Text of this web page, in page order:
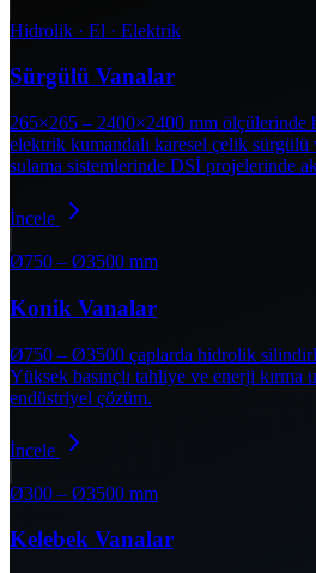
Hidrolik · El · Elektrik
Sürgülü Vanalar
265×265 – 2400×2400 mm
elektrik kumandalı karesel çelik
sulama sistemlerinde DSİ projelerinde
İncele
Ø750 – Ø3500 mm
Konik Vanalar
Ø750 – Ø3500 çaplarda hidrolik
Yüksek basınçlı tahliye ve enerji kırma
endüstriyel çözüm.
İncele
Ø300 – Ø3500 mm
Kelebek Vanalar